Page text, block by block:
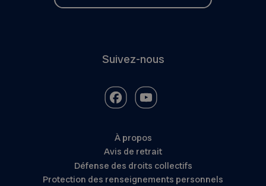
Suivez-nous
À propos
Avis de retrait
Défense des droits collectifs
Protection des renseignements personnels